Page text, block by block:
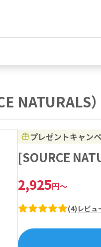
NATURALS）
プレゼントキャン
[SOURCE
2,925円～
(4) レビュ